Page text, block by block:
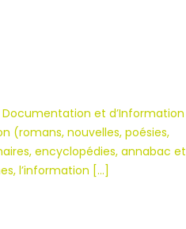
et d’Information
(romans, nouvelles, poésies,
encyclopédies, annabac et
l’information […]